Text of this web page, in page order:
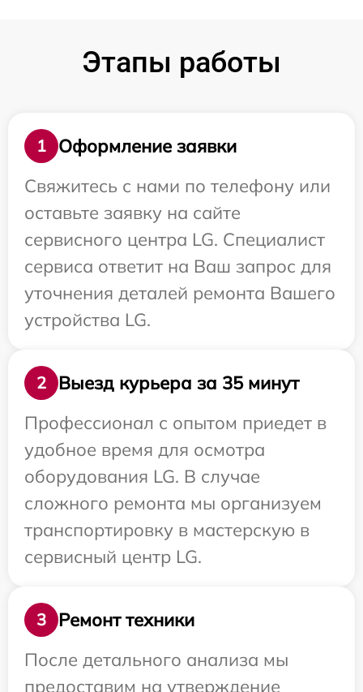
Этапы работы
1
Оформление заявки
Свяжитесь с нами по телефону или
оставьте заявку на сайте
сервисного центра LG. Специалист
сервиса ответит на Ваш запрос для
уточнения деталей ремонта Вашего
устройства LG.
2
Выезд курьера за 35 минут
Профессионал с опытом приедет в
удобное время для осмотра
оборудования LG. В случае
сложного ремонта мы организуем
транспортировку в мастерскую в
сервисный центр LG.
3
Ремонт техники
После детального анализа мы
предоставим на утверждение